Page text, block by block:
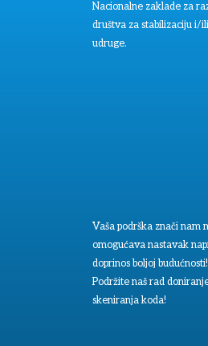
Nacionalne zaklade za
društva za stabilizaciju i/
udruge.
Vaša podrška znači nam
omogućava nastavak
doprinos boljoj budućnosti!
Podržite naš rad
skeniranja koda!